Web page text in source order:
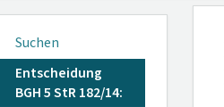
Suchen
Entscheidung
BGH 5 StR 182/14: